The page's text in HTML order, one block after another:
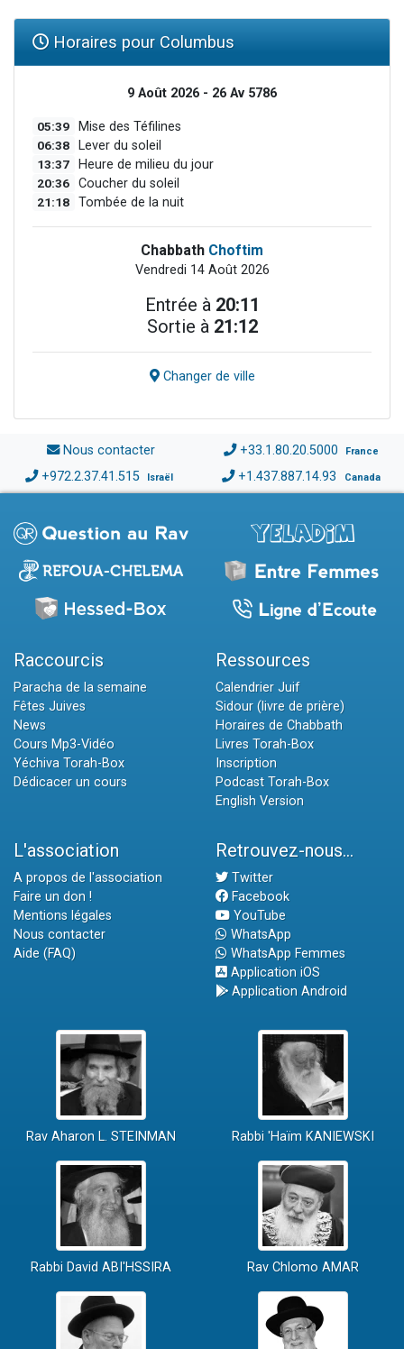
Horaires pour Columbus
9 Août 2026 - 26 Av 5786
05:39 Mise des Téfilines
06:38 Lever du soleil
13:37 Heure de milieu du jour
20:36 Coucher du soleil
21:18 Tombée de la nuit
Chabbath Choftim
Vendredi 14 Août 2026
Entrée à 20:11
Sortie à 21:12
Changer de ville
Nous contacter +33.1.80.20.5000 France
+972.2.37.41.515 Israël +1.437.887.14.93 Canada
Raccourcis
Paracha de la semaine
Fêtes Juives
News
Cours Mp3-Vidéo
Yéchiva Torah-Box
Dédicacer un cours
Ressources
Calendrier Juif
Sidour (livre de prière)
Horaires de Chabbath
Livres Torah-Box
Inscription
Podcast Torah-Box
English Version
L'association
A propos de l'association
Faire un don !
Mentions légales
Nous contacter
Aide (FAQ)
Retrouvez-nous...
Twitter
Facebook
YouTube
WhatsApp
WhatsApp Femmes
Application iOS
Application Android
Rav Aharon L. STEINMAN Rabbi 'Haïm KANIEWSKI
Rabbi David ABI'HSSIRA Rav Chlomo AMAR